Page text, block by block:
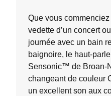
5.
93
évaluations
Que vous
vedette d’un concert
journée avec un bain
baignoire, le haut-
Sensonic™ de Broan-
changeant de couleur
un excellent son aux